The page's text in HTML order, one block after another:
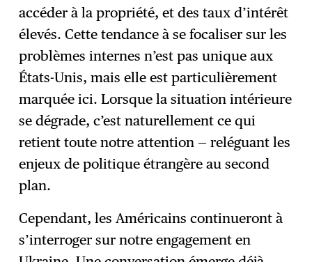
accéder à la propriété, et des taux d’intérêt
élevés. Cette tendance à se focaliser sur les
problèmes internes n’est pas unique aux
États-Unis, mais elle est particulièrement
marquée ici. Lorsque la situation intérieure
se dégrade, c’est naturellement ce qui
retient toute notre attention — reléguant les
enjeux de politique étrangère au second
plan.
Cependant, les Américains continueront à
s’interroger sur notre engagement en